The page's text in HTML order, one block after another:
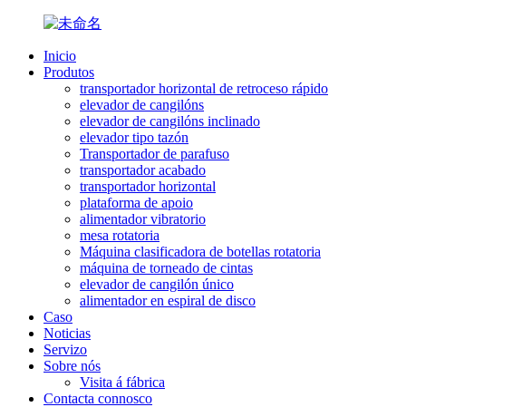
Inicio
Produtos
transportador horizontal de retroceso rápido
elevador de cangilóns
elevador de cangilóns inclinado
elevador tipo tazón
Transportador de parafuso
transportador acabado
transportador horizontal
plataforma de apoio
alimentador vibratorio
mesa rotatoria
Máquina clasificadora de botellas rotatoria
máquina de torneado de cintas
elevador de cangilón único
alimentador en espiral de disco
Caso
Noticias
Servizo
Sobre nós
Visita á fábrica
Contacta connosco